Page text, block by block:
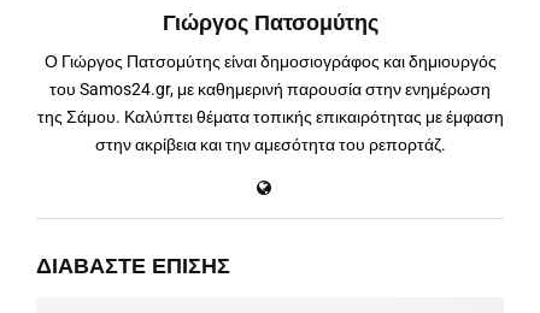
Γιώργος Πατσομύτης
Ο Γιώργος Πατσομύτης είναι δημοσιογράφος και δημιουργός
του Samos24.gr, με καθημερινή παρουσία στην ενημέρωση
της Σάμου. Καλύπτει θέματα τοπικής επικαιρότητας με έμφαση
στην ακρίβεια και την αμεσότητα του ρεπορτάζ.
ΔΙΑΒΆΣΤΕ ΕΠΊΣΗΣ